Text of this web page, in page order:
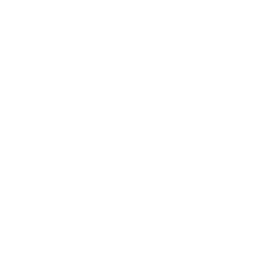
novedades del mercado de La Liga